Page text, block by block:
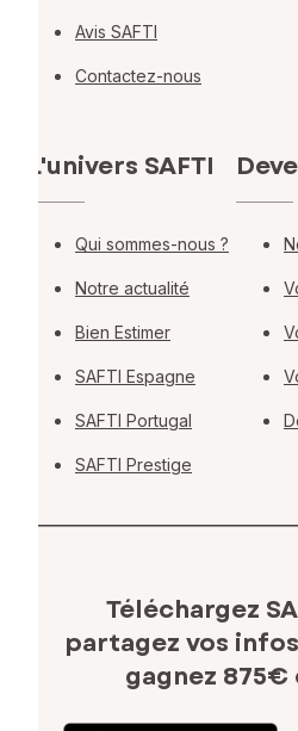
Avis SAFTI
Contactez-nous
L'univers SAFTI
Qui sommes-nous ?
Notre actualité
Bien Estimer
SAFTI Espagne
SAFTI Portugal
SAFTI Prestige
Téléchargez
partagez vos
gagnez 875€